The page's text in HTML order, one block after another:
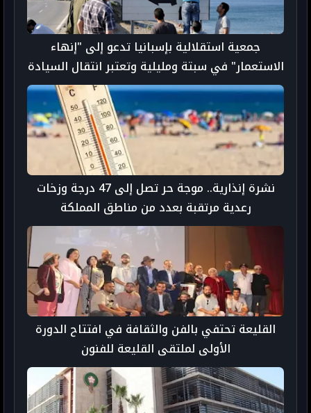
جمعية استقلالية بإسبانيا تدعو إلى "إنهاء
الاستعمار" في سبتة ومليلية وتعتبر انتقال السيادة
إلى المغرب "مسألة وقت"
نشرة إنذارية.. موجة حر تصل إلى 47 درجة وزخات
رعدية مرتقبة بعدد من مناطق المملكة
القليعة تحتفي بالفن والثقافة في افتتاح الدورة
الأولى لملتقى القليعة للفنون